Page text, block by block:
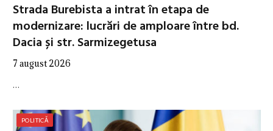
Strada Burebista a intrat în etapa de
modernizare: lucrări de amploare între bd.
Dacia și str. Sarmizegetusa
7 august 2026
…
POLITICĂ